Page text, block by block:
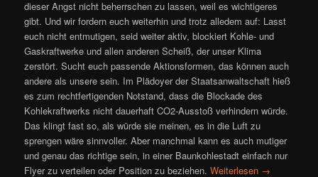
dieser Angst nicht beherrschen zu lassen, weil es wichtigeres
gibt. Und wir fordern euch weiterhin und trotz alledem auf: Lasst
euch nicht entmutigen, seid weiter aktiv, blockiert Kohle- und
Gaskraftwerke und allen anderen Scheiß, der unser Klima
zerstört. Sucht euch passende Aktionsformen, das können auch
andere als unsere sein. Im Plädoyer der Staatsanwaltschaft hieß
es zum rechtfertigenden Notstand, dass die Blockade des
Kohlekraftwerks nicht dauerhaft CO2-Ausstoß verhindern würde.
Das klingt fast so, als würde sie meinen, es in die Luft zu
sprengen wäre sinnvoller. Aber manchmal kann es auch mutiger
und genau das richtige sein, in einer Baunkohlestadt einfach nur
Flyer zu verteilen oder Position zu beziehen.Weiterlesen →